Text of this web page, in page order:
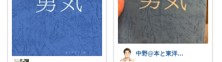
中野@本と東洋医学とAIと